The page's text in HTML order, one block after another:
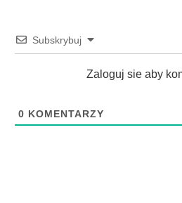
Subskrybuj
Zaloguj sie aby
0 KOMENTARZY